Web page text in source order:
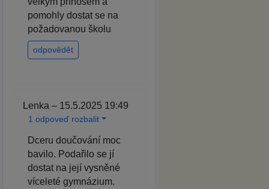
pomohly dostat se na
požadovanou školu
odpovědět
Lenka – 15.5.2025 19:49
1 odpoveď rozbalit
Dceru doučování moc
bavilo. Podařilo se jí
dostat na její vysněné
víceleté gymnázium.